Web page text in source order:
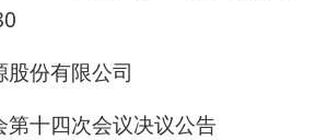
份有限公司
第十四次会议决议公告